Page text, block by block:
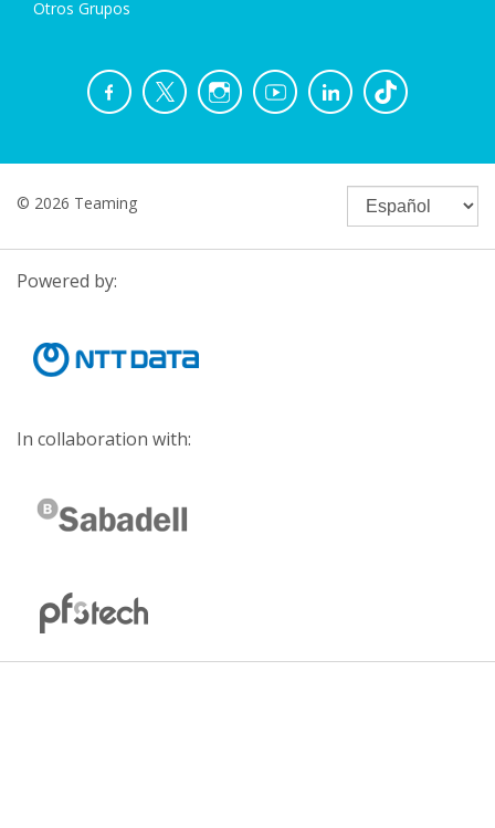
Otros Grupos
© 2026 Teaming
Powered by:
In collaboration with: